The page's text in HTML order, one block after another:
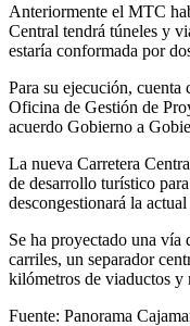
Anteriormente el MTC
Central tendrá túneles y
estaría conformada por
Para su ejecución,
Oficina de Gestión de
acuerdo Gobierno a
La nueva Carretera
de desarrollo turístico
descongestionará la
Se ha proyectado una
carriles, un separador
kilómetros de viaductos y
Fuente: Panorama